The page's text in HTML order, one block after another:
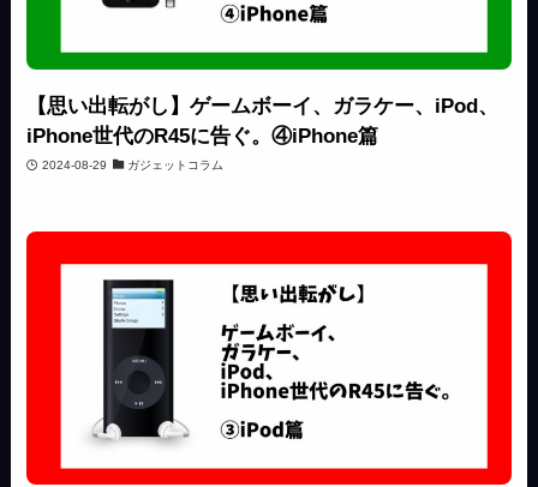
【思い出転がし】ゲームボーイ、ガラケー、iPod、
iPhone世代のR45に告ぐ。④iPhone篇
2024-08-29 ガジェットコラム